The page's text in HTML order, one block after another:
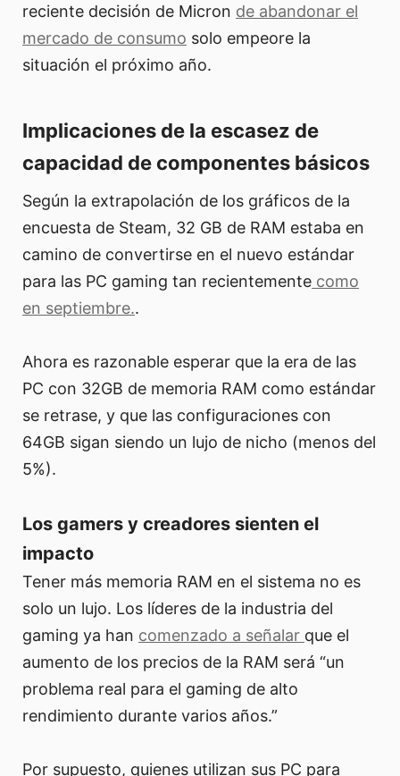
reciente decisión de Micron de abandonar el
mercado de consumo solo empeore la
situación el próximo año.
Implicaciones de la escasez de
capacidad de componentes básicos
Según la extrapolación de los gráficos de la
encuesta de Steam, 32 GB de RAM estaba en
camino de convertirse en el nuevo estándar
para las PC gaming tan recientemente como
en septiembre..
Ahora es razonable esperar que la era de las
PC con 32GB de memoria RAM como estándar
se retrase, y que las configuraciones con
64GB sigan siendo un lujo de nicho (menos del
5%).
Los gamers y creadores sienten el
impacto
Tener más memoria RAM en el sistema no es
solo un lujo. Los líderes de la industria del
gaming ya han comenzado a señalar que el
aumento de los precios de la RAM será “un
problema real para el gaming de alto
rendimiento durante varios años.”
Por supuesto, quienes utilizan sus PC para